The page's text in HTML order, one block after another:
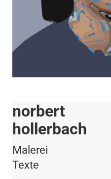
norbert
hollerbach
Malerei
Texte